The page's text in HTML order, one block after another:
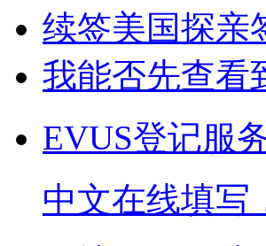
续签美国探亲
我能否先查看
EVUS登记服
中文在线填写